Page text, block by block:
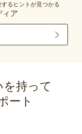
るヒントが見つかる
ィア
持って
ート